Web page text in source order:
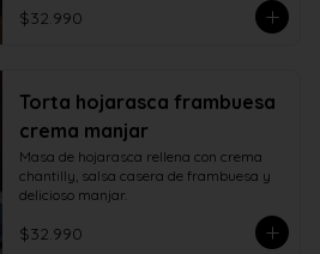
$32.990
Torta hojarasca frambuesa
crema manjar
Masa de hojarasca rellena con crema
chantilly, salsa casera de frambuesa y
delicioso manjar.
$32.990